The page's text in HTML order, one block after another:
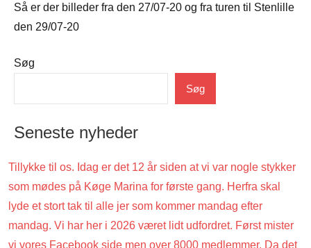
Så er der billeder fra den 27/07-20 og fra turen til Stenlille
den 29/07-20
Søg
Søg
Seneste nyheder
Tillykke til os. Idag er det 12 år siden at vi var nogle stykker
som mødes på Køge Marina for første gang. Herfra skal
lyde et stort tak til alle jer som kommer mandag efter
mandag. Vi har her i 2026 været lidt udfordret. Først mister
vi vores Facebook side men over 8000 medlemmer. Da det